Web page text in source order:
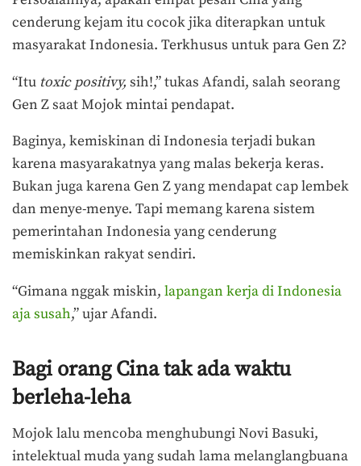
cenderung kejam itu cocok jika diterapkan untuk
masyarakat Indonesia. Terkhusus untuk para Gen Z?
“Itu toxic positivy, sih!,” tukas Afandi, salah seorang
Gen Z saat Mojok mintai pendapat.
Baginya, kemiskinan di Indonesia terjadi bukan
karena masyarakatnya yang malas bekerja keras.
Bukan juga karena Gen Z yang mendapat cap lembek
dan menye-menye. Tapi memang karena sistem
pemerintahan Indonesia yang cenderung
memiskinkan rakyat sendiri.
“Gimana nggak miskin, lapangan kerja di Indonesia
aja susah,” ujar Afandi.
Bagi orang Cina tak ada waktu
berleha-leha
Mojok lalu mencoba menghubungi Novi Basuki,
intelektual muda yang sudah lama melanglangbuana